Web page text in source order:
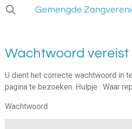
Ga
hoofdinhoud
Gemengde
Wachtwoord vereist
U dient het correcte wachtwoord in
pagina te bezoeken. Hulpje : Waar
Wachtwoord